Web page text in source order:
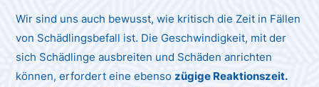
Wir sind uns auch bewusst, wie kritisch die Zeit in Fällen
von Schädlingsbefall ist. Die Geschwindigkeit, mit der
sich Schädlinge ausbreiten und Schäden anrichten
können, erfordert eine ebensozügige Reaktionszeit.